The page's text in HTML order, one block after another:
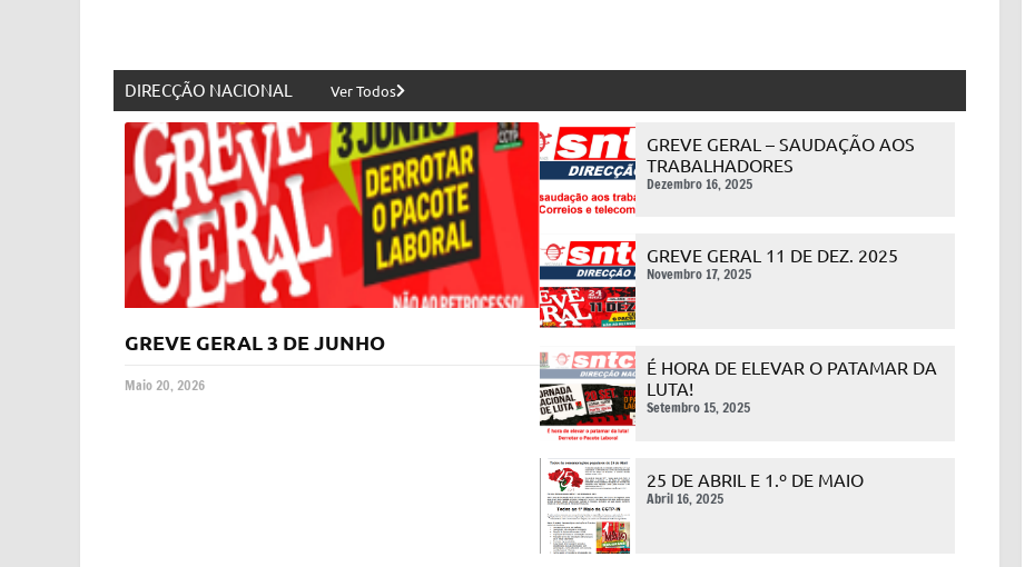
DIRECÇÃO NACIONAL Ver Todos
GREVE GERAL 3 DE JUNHO
Maio 20, 2026
GREVE GERAL – SAUDAÇÃO AOS
TRABALHADORES
Dezembro 16, 2025
GREVE GERAL 11 DE DEZ. 2025
Novembro 17, 2025
É HORA DE ELEVAR O PATAMAR DA
LUTA!
Setembro 15, 2025
25 DE ABRIL E 1.º DE MAIO
Abril 16, 2025